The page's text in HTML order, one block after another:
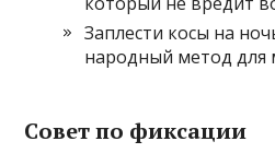
Заплести косы на
народный метод для
Совет по фиксации